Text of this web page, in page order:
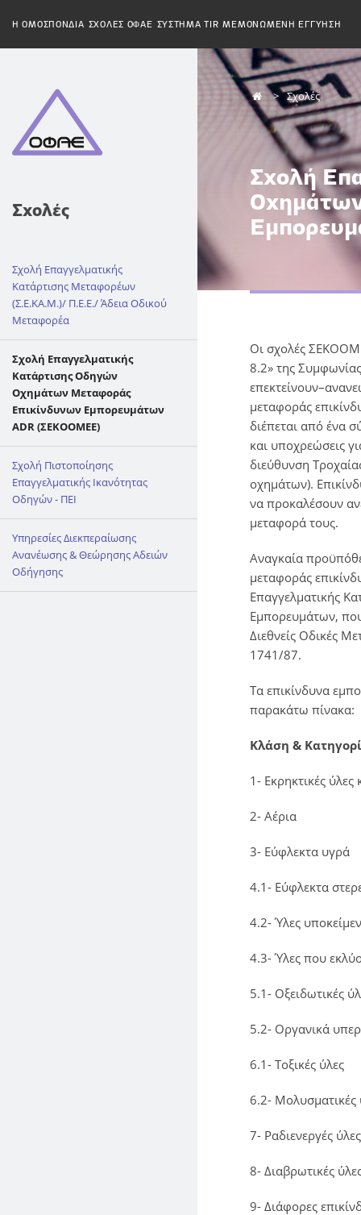
H ΟΜΟΣΠΟΝΔΙΑ ΣΧΟΛΕΣ ΟΦΑΕ ΣΥΣΤΗΜΑ TIR ΜΕΜΟΝΩΜΕΝΗ ΕΓΓΥΗΣΗ
Σχολές
Σχολή Επαγγελματικής
Κατάρτισης Μεταφορέων
(Σ.Ε.ΚΑ.Μ.)/ Π.Ε.Ε./ Άδεια Οδικού
Μεταφορέα
Σχολή Επαγγελματικής
Κατάρτισης Οδηγών
Οχημάτων Μεταφοράς
Επικίνδυνων Εμπορευμάτων
ADR (ΣΕΚΟΟΜΕΕ)
Σχολή Πιστοποίησης
Επαγγελματικής Ικανότητας
Οδηγών - ΠΕΙ
Υπηρεσίες Διεκπεραίωσης
Ανανέωσης & Θεώρησης Αδειών
Οδήγησης
Σχολές
Σχολή
Οι σχολές
8.2» της
μεταφοράς
διέπεται από ένα
και υποχρεώσεις
διεύθυνση
οχημάτων).
να προκαλέσουν
μεταφορά τους.
Αναγκαία
μεταφοράς
Επαγγελματικής
Εμπορευμάτων,
Διεθνείς Οδικές
1741/87.
Τα επικίνδυνα
παρακάτω πίνακα:
Κλάση &
1- Εκρηκτικές ύλες
2- Αέρια
3- Εύφλεκτα υγρά
4.1- Εύφλεκτα
4.2- Ύλες
4.3- Ύλες που
5.1- Οξειδωτικές
5.2- Οργανικά
6.1- Τοξικές ύλες
6.2- Μολυσματικές
7- Ραδιενεργές ύλες
8- Διαβρωτικές
9- Διάφορες